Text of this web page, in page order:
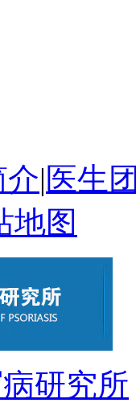
介|医生
地图
研究所